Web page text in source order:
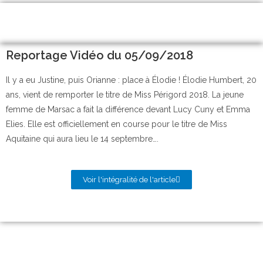
Reportage Vidéo du 05/09/2018
Il y a eu Justine, puis Orianne : place à Élodie ! Élodie Humbert, 20
ans, vient de remporter le titre de Miss Périgord 2018. La jeune
femme de Marsac a fait la différence devant Lucy Cuny et Emma
Elies. Elle est officiellement en course pour le titre de Miss
Aquitaine qui aura lieu le 14 septembre….
Voir l'intégralité de l'article